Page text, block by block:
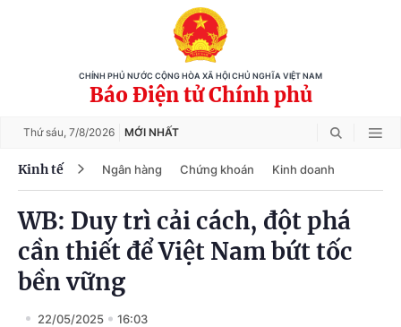
CHÍNH PHỦ NƯỚC CỘNG HÒA XÃ HỘI CHỦ NGHĨA VIỆT NAM
Báo Điện tử Chính phủ
Thứ sáu, 7/8/2026 MỚI NHẤT
Kinh tế Ngân hàng Chứng khoán Kinh doanh
WB: Duy trì cải cách, đột phá
cần thiết để Việt Nam bứt tốc
bền vững
22/05/2025 16:03